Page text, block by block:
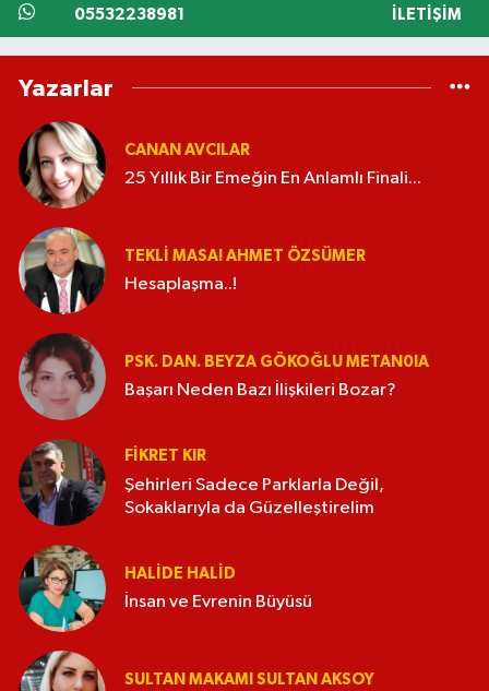
05532238981 İLETIŞIM
Yazarlar
CANAN AVCILAR
25 Yıllık Bir Emeğin En Anlamlı Finali...
TEKLI MASA! AHMET ÖZSÜMER
Hesaplaşma..!
PSK. DAN. BEYZA GÖKOĞLU METAN0IA
Başarı Neden Bazı İlişkileri Bozar?
FIKRET KIR
Şehirleri Sadece Parklarla Değil,
Sokaklarıyla da Güzelleştirelim
HALIDE HALID
İnsan ve Evrenin Büyüsü
SULTAN MAKAMI SULTAN AKSOY